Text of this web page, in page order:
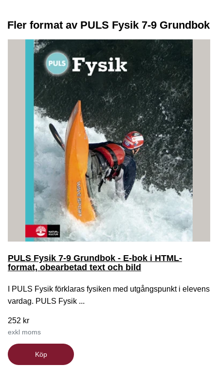
Fler format av PULS Fysik 7-9 Grundbok
PULS Fysik 7-9 Grundbok - E-bok i HTML-
format, obearbetad text och bild
I PULS Fysik förklaras fysiken med utgångspunkt i elevens
vardag. PULS Fysik ...
252 kr
exkl moms
Köp